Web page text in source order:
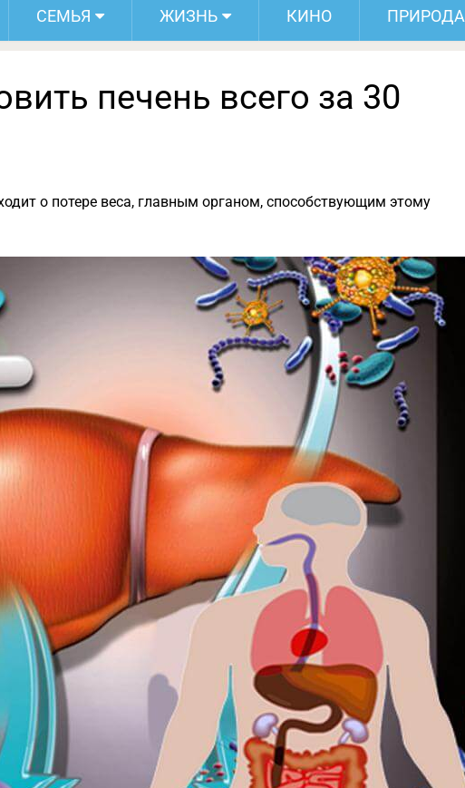
СЕМЬЯ ЖИЗНЬ КИНО ПРИРОДА
печень всего за 30
о потере веса, главным органом, способствующим этому